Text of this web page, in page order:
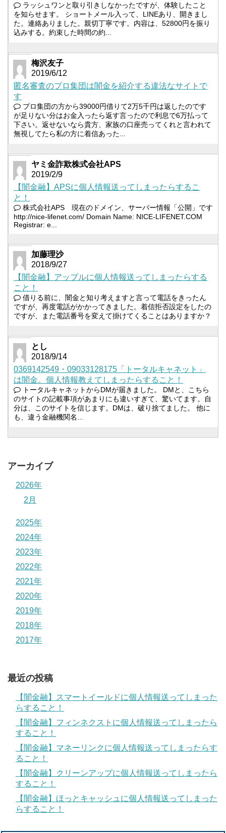
ラッシュワンと取り引きしなかったですが、体験したこと
を知らせます。 ショートメール入って、LINEあり、開きまし
た。連絡ありました。親切丁寧です。内容は、52800円を振り
込みする。約束した時間の約...
梅沢友子
2019/6/12
匿名審査のプロ集団は闇金を紹介する違法なサイトで
す
プロ集団の方から39000円借りて2万5千円は返したのです
が足りない分はお金入ったら返す言ったので利息で6万払って
下さい。返せないなら貴方、家族の口座売ってくれと言われて
無視してたら私の方に着信あった...
ヤミ金詐欺株式会社APS
2019/2/9
【闇金融】APSに個人情報送ってしまったらするこ
と！
株式会社APS 現在のドメイン、サーバー情報「公開」です
http://nice-lifenet.com/ Domain Name: NICE-LIFENET.COM
Registrar: e...
加藤理沙
2018/9/27
【闇金融】アップルに個人情報送ってしまったらする
こと！
借りる前に、闇金と知り考えますと言って電話をきったん
ですが、再度電話がかかってきました。着信拒否設定をしたの
ですが、また電話番号を変えて掛けてくることはありますか？
とし
2018/9/14
0369142549・09033128175「トータルキャネット」
は闇金。個人情報教えてしまったらすること！
トータルキャネットからDMが届きました。 DMと、こちら
のサイトの記載事項があまりにも違いすぎて、驚いてます。自
分は、このサイトを信じます。DMは、破り捨てました。 他に
も、違う金融機関名...
アーカイブ
2026年
2月
2025年
2024年
2023年
2022年
2021年
2020年
2019年
2018年
2017年
最近の投稿
【闇金融】スマートイールドに個人情報送ってしまった
らすること！
【闇金融】フィンネクストに個人情報送ってしまったら
すること！
【闇金融】マネーリンクに個人情報送ってしまったらす
ること！
【闇金融】クリーンアップに個人情報送ってしまったら
すること！
【闇金融】ほっとキャッシュに個人情報送ってしまった
らすること！